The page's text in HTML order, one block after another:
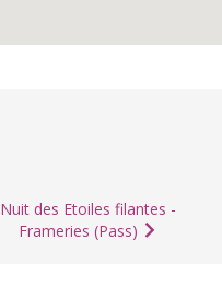
Nuit des Etoiles filantes -
Frameries (Pass)